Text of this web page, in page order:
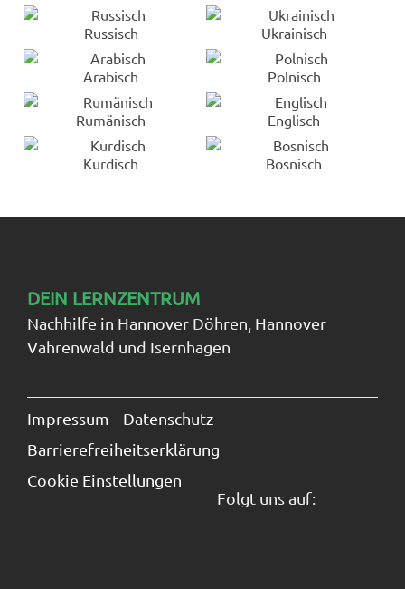
Russisch Ukrainisch
Arabisch Polnisch
Rumänisch Englisch
Kurdisch Bosnisch
DEIN LERNZENTRUM
Nachhilfe in Hannover Döhren, Hannover
Vahrenwald und Isernhagen
Navigation
überspringen
Impressum
Datenschutz
Barrierefreiheitserklärung
Cookie Einstellungen
Folgt uns auf: